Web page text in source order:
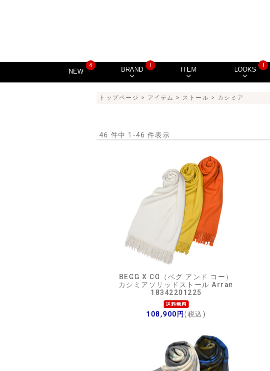
NEW
4
BRAND
!
ITEM LOOKS
!
トップページ > アイテム > ストール > カシミア
46 件中 1-46 件表示
BEGG X CO（ベグ アンド コー）
カシミアソリッドストール Arran
18342201225
108,900円(税込)